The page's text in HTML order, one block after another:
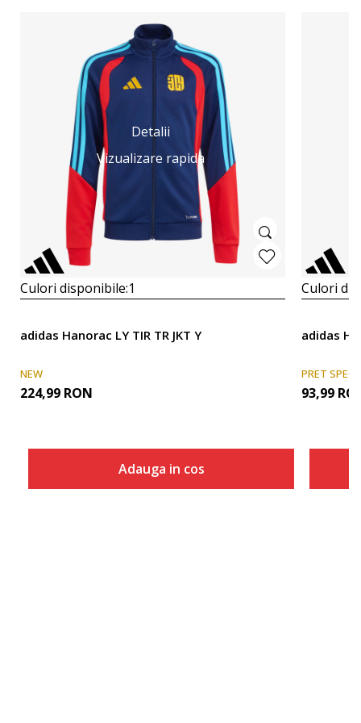
Detalii
Vizualizare rapida
Culori disponibile:1
adidas Hanorac LY TIR TR JKT Y
NEW
224,99 RON
Adauga in cos
Culori
adidas
PRET
93,99